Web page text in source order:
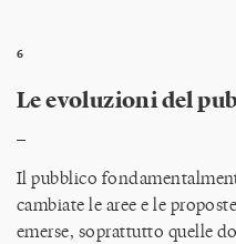
6
Le evoluzioni del
Il pubblico
cambiate le aree e le
emerse, soprattutto quelle